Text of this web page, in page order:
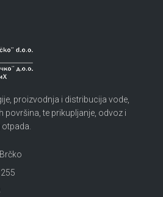
proizvodnja i distribucija vode,
površina, te prikupljanje, odvoz i